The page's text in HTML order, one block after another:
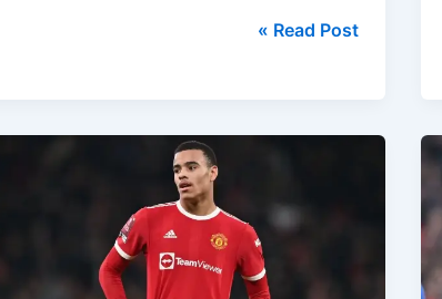
مباراة
Read Post »